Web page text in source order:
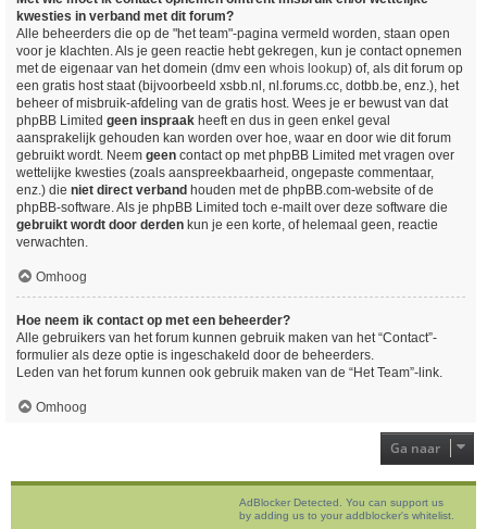
kwesties in verband met dit forum?
Alle beheerders die op de "het team"-pagina vermeld worden, staan open
voor je klachten. Als je geen reactie hebt gekregen, kun je contact opnemen
met de eigenaar van het domein (dmv een whois lookup) of, als dit forum op
een gratis host staat (bijvoorbeeld xsbb.nl, nl.forums.cc, dotbb.be, enz.), het
beheer of misbruik-afdeling van de gratis host. Wees je er bewust van dat
phpBB Limited geen inspraak heeft en dus in geen enkel geval
aansprakelijk gehouden kan worden over hoe, waar en door wie dit forum
gebruikt wordt. Neem geen contact op met phpBB Limited met vragen over
wettelijke kwesties (zoals aanspreekbaarheid, ongepaste commentaar,
enz.) die niet direct verband houden met de phpBB.com-website of de
phpBB-software. Als je phpBB Limited toch e-mailt over deze software die
gebruikt wordt door derden kun je een korte, of helemaal geen, reactie
verwachten.
Omhoog
Hoe neem ik contact op met een beheerder?
Alle gebruikers van het forum kunnen gebruik maken van het “Contact”-
formulier als deze optie is ingeschakeld door de beheerders.
Leden van het forum kunnen ook gebruik maken van de “Het Team”-link.
Omhoog
Ga naar
AdBlocker Detected. You can support us
by adding us to your addblocker's whitelist.